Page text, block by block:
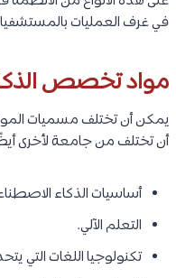
في غرف العمليات
مواد تخصص
يمكن أن تختلف مسميات المواد
أن تختلف من جامعة لأخرى
أساسيات الذكاء
التعلم الآلي.
تكنولوجيا اللغات التي